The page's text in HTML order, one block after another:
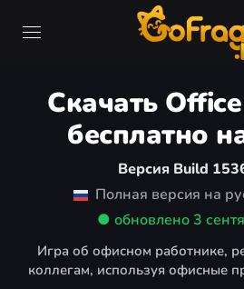
Скачать
бесплатно
Версия Build
Полная версия на
● обновлено3
Игра об офисном работнике,
коллегам, используя офисные